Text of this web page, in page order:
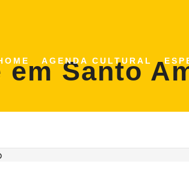
AGENDA CULTURAL
em Santo